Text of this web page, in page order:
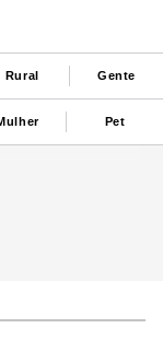
Rural Gente
Pet